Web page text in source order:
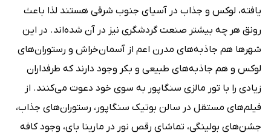
یافته، لوکس و جذاب در آسیای جنوب شرقی هستند لذا باعث
رونق هر چه بیشتر صنعت گردشگری نیز در آن شده‌اند. در این
شهرها هم جاذبه‌های مدرن اعم از آسمان‌خراش و رستوران‌های
لوکس و هم جاذبه‌های طبیعی و بکر وجود دارند که طرفداران
زیادی را با تور مالزی سنگاپور به سوی خود دعوت می‌کنند. از
فیلم‌های مستقل در سالن بوتیک سنگاپور، رستوران‌های جذاب،
جشن‌های بولینگی، تماشای رقص نور در مارینا بای، وجود کافه